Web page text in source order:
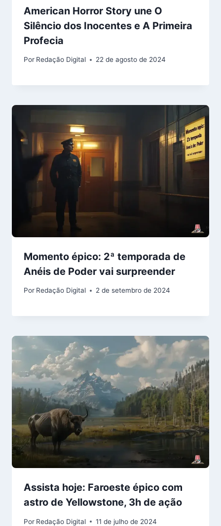
American Horror Story une O
Silêncio dos Inocentes e A Primeira
Profecia
Por Redação Digital 22 de agosto de 2024
Momento épico: 2ª temporada de
Anéis de Poder vai surpreender
Por Redação Digital 2 de setembro de 2024
Assista hoje: Faroeste épico com
astro de Yellowstone, 3h de ação
Por Redação Digital 11 de julho de 2024